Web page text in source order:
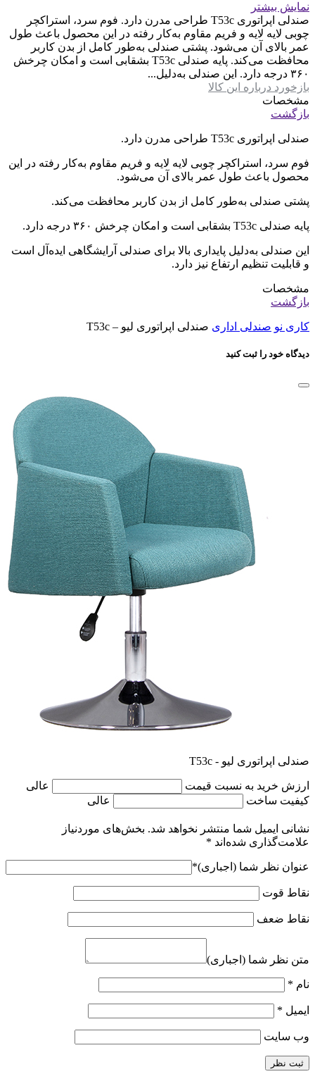
نمایش بیشتر
صندلی اپراتوری T53c طراحی مدرن دارد. فوم سرد، استراکچر
چوبی لایه لایه و فریم مقاوم به‌کار رفته در این محصول باعث طول
عمر بالای آن می‌شود. پشتی صندلی به‌طور کامل از بدن کاربر
محافظت می‌کند. پایه‌ صندلی T53c بشقابی است و امکان چرخش
۳۶۰ درجه دارد. این صندلی به‌دلیل...
بازخورد درباره این کالا
مشخصات
بازگشت
صندلی اپراتوری T53c طراحی مدرن دارد.
فوم سرد، استراکچر چوبی لایه لایه و فریم مقاوم به‌کار رفته در این
محصول باعث طول عمر بالای آن می‌شود.
پشتی صندلی به‌طور کامل از بدن کاربر محافظت می‌کند.
پایه‌ صندلی T53c بشقابی است و امکان چرخش ۳۶۰ درجه دارد.
این صندلی به‌دلیل پایداری بالا برای صندلی‌ آرایشگاهی ایده‌آل است
و قابلیت تنظیم ارتفاع نیز دارد.
مشخصات
بازگشت
کاری نو صندلی اداری صندلی اپراتوری لیو – T53c
دیدگاه خود را ثبت کنید
صندلی اپراتوری لیو - T53c
ارزش خرید به نسبت قیمت
عالی
کیفیت ساخت
عالی
نشانی ایمیل شما منتشر نخواهد شد. بخش‌های موردنیاز
علامت‌گذاری شده‌اند *
عنوان نظر شما (اجباری)*
نقاط قوت
نقاط ضعف
متن نظر شما (اجباری)
نام *
ایمیل *
وب‌ سایت